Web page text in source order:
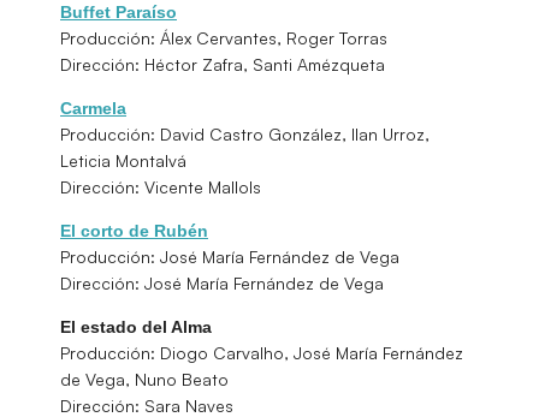
Buffet Paraíso
Producción: Álex Cervantes, Roger Torras
Dirección: Héctor Zafra, Santi Amézqueta
Carmela
Producción: David Castro González, Ilan Urroz,
Leticia Montalvá
Dirección: Vicente Mallols
El corto de Rubén
Producción: José María Fernández de Vega
Dirección: José María Fernández de Vega
El estado del Alma
Producción: Diogo Carvalho, José María Fernández
de Vega, Nuno Beato
Dirección: Sara Naves